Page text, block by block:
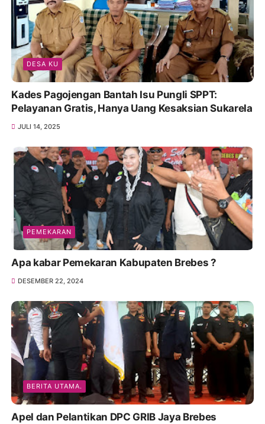
DESA KU
Kades Pagojengan Bantah Isu Pungli SPPT:
Pelayanan Gratis, Hanya Uang Kesaksian Sukarela
JULI 14, 2025
PEMEKARAN
Apa kabar Pemekaran Kabupaten Brebes ?
DESEMBER 22, 2024
BERITA UTAMA.
Apel dan Pelantikan DPC GRIB Jaya Brebes